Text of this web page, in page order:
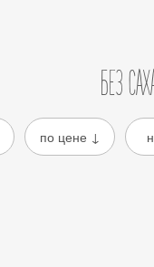
БЕЗ
по цене ↓